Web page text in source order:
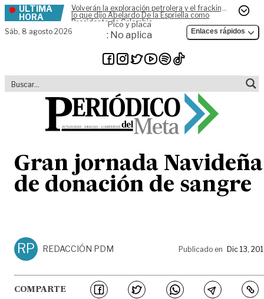
Skip to content
ÚLTIMA
HORA
Volverán la exploración petrolera y el fracking,
lo que dijo Abelardo De la Espriella como
Presidente de Colombia
Sáb, 8 agosto 2026
Pico y placa
: No aplica Enlaces rápidos
Gran jornada Navideña
de donación de sangre
RP REDACCIÓN PDM Publicado en Dic 13,
COMPARTE